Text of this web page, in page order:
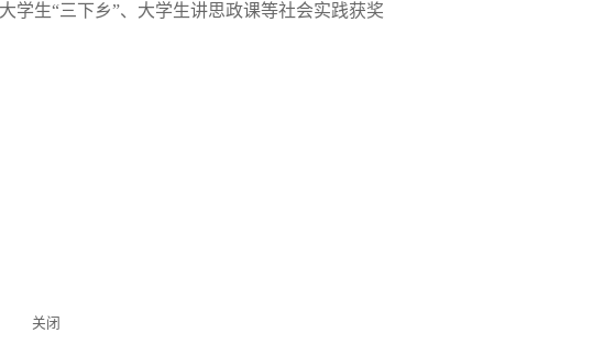
学生“三下乡”、大学生讲思政课等社会实践获奖
关闭